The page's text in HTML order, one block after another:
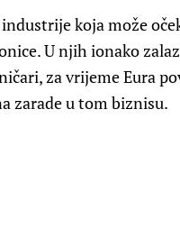
koja može
U njih ionako
za vrijeme Eura
zarade u tom biznisu.